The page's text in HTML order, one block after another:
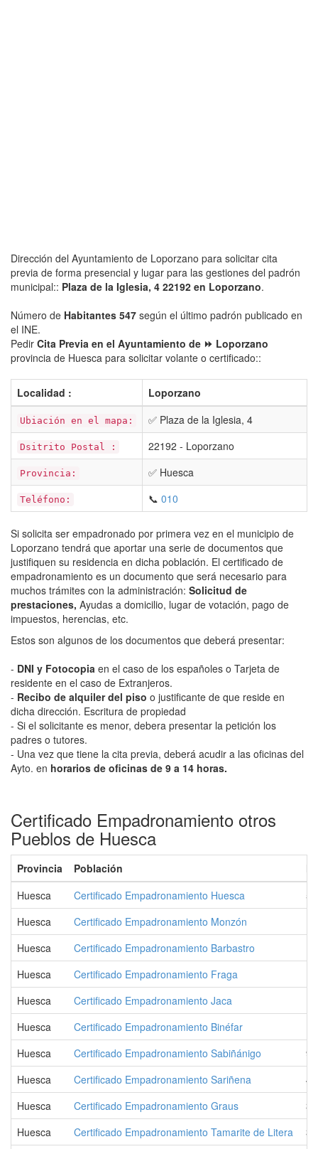
Dirección del Ayuntamiento de Loporzano para solicitar cita
previa de forma presencial y lugar para las gestiones del padrón
municipal:: Plaza de la Iglesia, 4 22192 en Loporzano.
Número de Habitantes 547 según el último padrón publicado en
el INE.
Pedir Cita Previa en el Ayuntamiento de ⏩ Loporzano
provincia de Huesca para solicitar volante o certificado::
Localidad : Loporzano
Ubiación en el mapa: ✅ Plaza de la Iglesia, 4
Dsitrito Postal : 22192 - Loporzano
Provincia: ✅ Huesca
Teléfono: 📞 010
Si solicita ser empadronado por primera vez en el municipio de
Loporzano tendrá que aportar una serie de documentos que
justifiquen su residencia en dicha población. El certificado de
empadronamiento es un documento que será necesario para
muchos trámites con la administración: Solicitud de
prestaciones, Ayudas a domicilio, lugar de votación, pago de
impuestos, herencias, etc.
Estos son algunos de los documentos que deberá presentar:
- DNI y Fotocopia en el caso de los españoles o Tarjeta de
residente en el caso de Extranjeros.
- Recibo de alquiler del piso o justificante de que reside en
dicha dirección. Escritura de propiedad
- Si el solicitante es menor, debera presentar la petición los
padres o tutores.
- Una vez que tiene la cita previa, deberá acudir a las oficinas del
Ayto. en horarios de oficinas de 9 a 14 horas.
Certificado Empadronamiento otros
Pueblos de Huesca
Provincia Población
Huesca
Certificado Empadronamiento Huesca
Huesca
Certificado Empadronamiento Monzón
Huesca
Certificado Empadronamiento Barbastro
Huesca
Certificado Empadronamiento Fraga
Huesca
Certificado Empadronamiento Jaca
Huesca
Certificado Empadronamiento Binéfar
Huesca
Certificado Empadronamiento Sabiñánigo
Huesca
Certificado Empadronamiento Sariñena
Huesca
Certificado Empadronamiento Graus
Huesca
Certificado Empadronamiento Tamarite de Litera